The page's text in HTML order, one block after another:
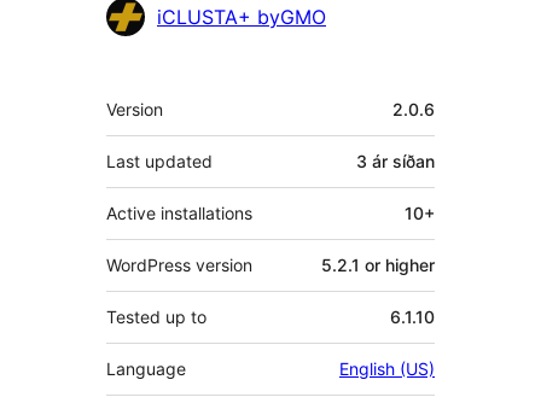
HöfundariCLUSTA+ byGMO
Tækni
Version 2.0.6
Last updated 3 ár síðan
Active installations 10+
WordPress version 5.2.1 or higher
Tested up to 6.1.10
Language English (US)